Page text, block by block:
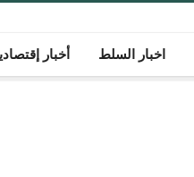
اخبار السلط أخبار